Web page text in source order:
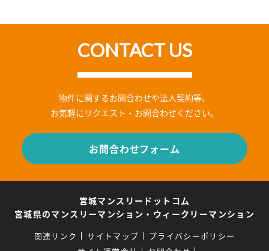
CONTACT US
物件に関するお問合わせや法人契約等、
お気軽にリクエスト・お問合わせください。
お問合わせフォーム
宮城マンスリードットコム
宮城県のマンスリーマンション・ウィークリーマンション
関連リンク サイトマップ
プライバシーポリシー